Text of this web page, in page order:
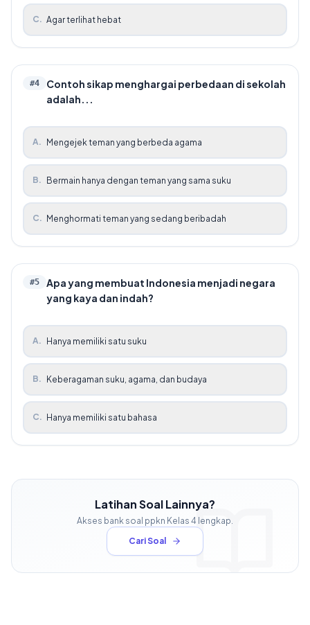
C. Agar terlihat hebat
#4
Contoh sikap menghargai perbedaan di sekolah
adalah...
A. Mengejek teman yang berbeda agama
B. Bermain hanya dengan teman yang sama suku
C. Menghormati teman yang sedang beribadah
#5
Apa yang membuat Indonesia menjadi negara
yang kaya dan indah?
A. Hanya memiliki satu suku
B. Keberagaman suku, agama, dan budaya
C. Hanya memiliki satu bahasa
Latihan Soal Lainnya?
Akses bank soal ppkn Kelas 4 lengkap.
Cari Soal